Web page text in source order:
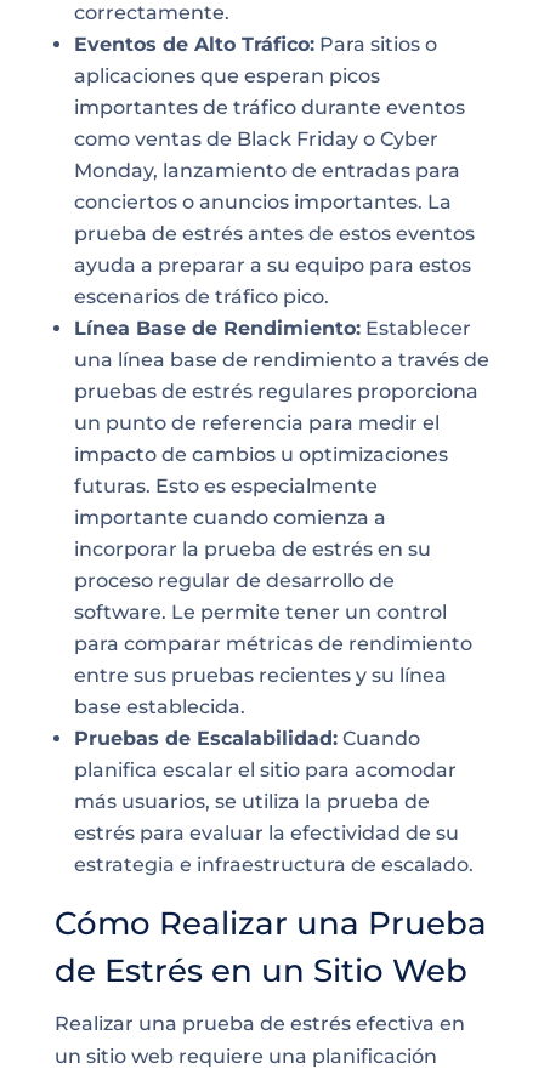
correctamente.
Eventos de Alto Tráfico:Para sitios o
aplicaciones que esperan picos
importantes de tráfico durante eventos
como ventas de Black Friday o Cyber
Monday, lanzamiento de entradas para
conciertos o anuncios importantes. La
prueba de estrés antes de estos eventos
ayuda a preparar a su equipo para estos
escenarios de tráfico pico.
Línea Base de Rendimiento:Establecer
una línea base de rendimiento a través de
pruebas de estrés regulares proporciona
un punto de referencia para medir el
impacto de cambios u optimizaciones
futuras. Esto es especialmente
importante cuando comienza a
incorporar la prueba de estrés en su
proceso regular de desarrollo de
software. Le permite tener un control
para comparar métricas de rendimiento
entre sus pruebas recientes y su línea
base establecida.
Pruebas de Escalabilidad:Cuando
planifica escalar el sitio para acomodar
más usuarios, se utiliza la prueba de
estrés para evaluar la efectividad de su
estrategia e infraestructura de escalado.
Cómo Realizar una Prueba
de Estrés en un Sitio Web
Realizar una prueba de estrés efectiva en
un sitio web requiere una planificación